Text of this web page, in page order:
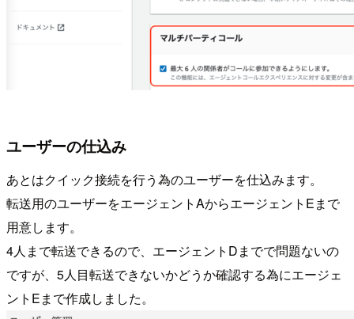
ユーザーの仕込み
あとはクイック接続を行う為のユーザーを仕込みます。
転送用のユーザーをエージェントAからエージェントEまで
用意します。
4人まで転送できるので、エージェントDまでで問題ないの
ですが、5人目転送できないかどうか確認する為にエージェ
ントEまで作成しました。